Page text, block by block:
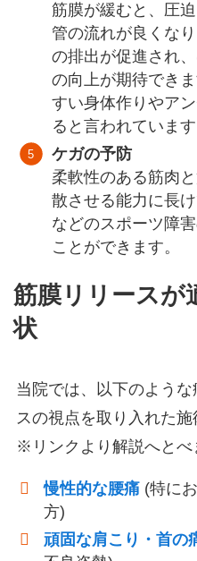
筋膜が緩むと、圧
管の流れが良くな
の排出が促進され
の向上が期待でき
すい身体作りやア
ると言われています
ケガの予防
柔軟性のある筋肉
散させる能力に長
などのスポーツ障
ことができます。
筋膜リリースが
状
当院では、以下のよう
スの視点を取り入れた施
※リンクより解説へとべ
慢性的な腰痛 (特に
方)
頑固な肩こり・首の